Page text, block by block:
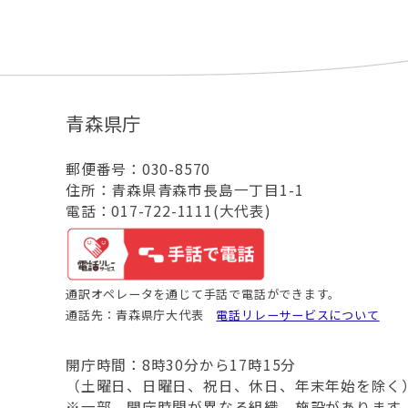
青森県庁
郵便番号：030-8570
住所：青森県青森市長島一丁目1-1
電話：017-722-1111(大代表)
通訳オペレータを通じて手話で電話ができます。
通話先：青森県庁大代表 電話リレーサービスについて
開庁時間：8時30分から17時15分
（土曜日、日曜日、祝日、休日、年末年始を除く